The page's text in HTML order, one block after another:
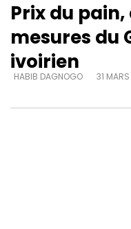
Prix du pain,
mesures du
ivoirien
HABIB DAGNOGO 31